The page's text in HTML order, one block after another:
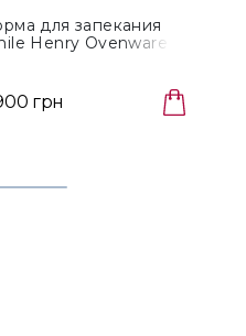
для запекания
Henry Ovenware
грн